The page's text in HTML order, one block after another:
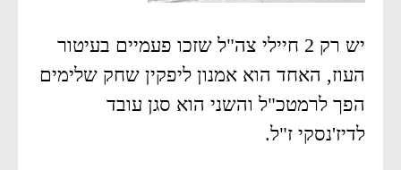
יש רק 2 חיילי צה"ל שזכו פעמיים בעיטור
העוז, האחד הוא אמנון ליפקין שחק שלימים
הפך לרמטכ"ל והשני הוא סגן עובד
לדיז'נסקי ז"ל.